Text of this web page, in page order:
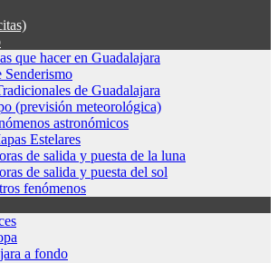
que hacer en Guadalajara
Senderismo
de Guadalajara
(previsión meteorológica)
astronómicos
Estelares
de salida y puesta de la luna
de salida y puesta del sol
fenómenos
a fondo